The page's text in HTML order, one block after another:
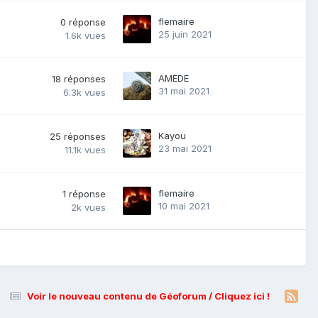
0 réponse
1.6k vues
flemaire
25 juin 2021
18 réponses
6.3k vues
AMEDE
31 mai 2021
25 réponses
11.1k vues
Kayou
23 mai 2021
1 réponse
2k vues
flemaire
10 mai 2021
Voir le nouveau contenu de Géoforum / Cliquez ici !